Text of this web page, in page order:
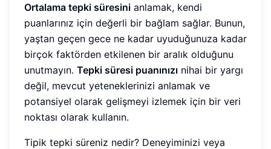
Ortalama tepki süresini anlamak, kendi
puanlarınız için değerli bir bağlam sağlar. Bunun,
yaştan geçen gece ne kadar uyuduğunuza kadar
birçok faktörden etkilenen bir aralık olduğunu
unutmayın. Tepki süresi puanınızı nihai bir yargı
değil, mevcut yeteneklerinizi anlamak ve
potansiyel olarak gelişmeyi izlemek için bir veri
noktası olarak kullanın.
Tipik tepki süreniz nedir? Deneyiminizi veya